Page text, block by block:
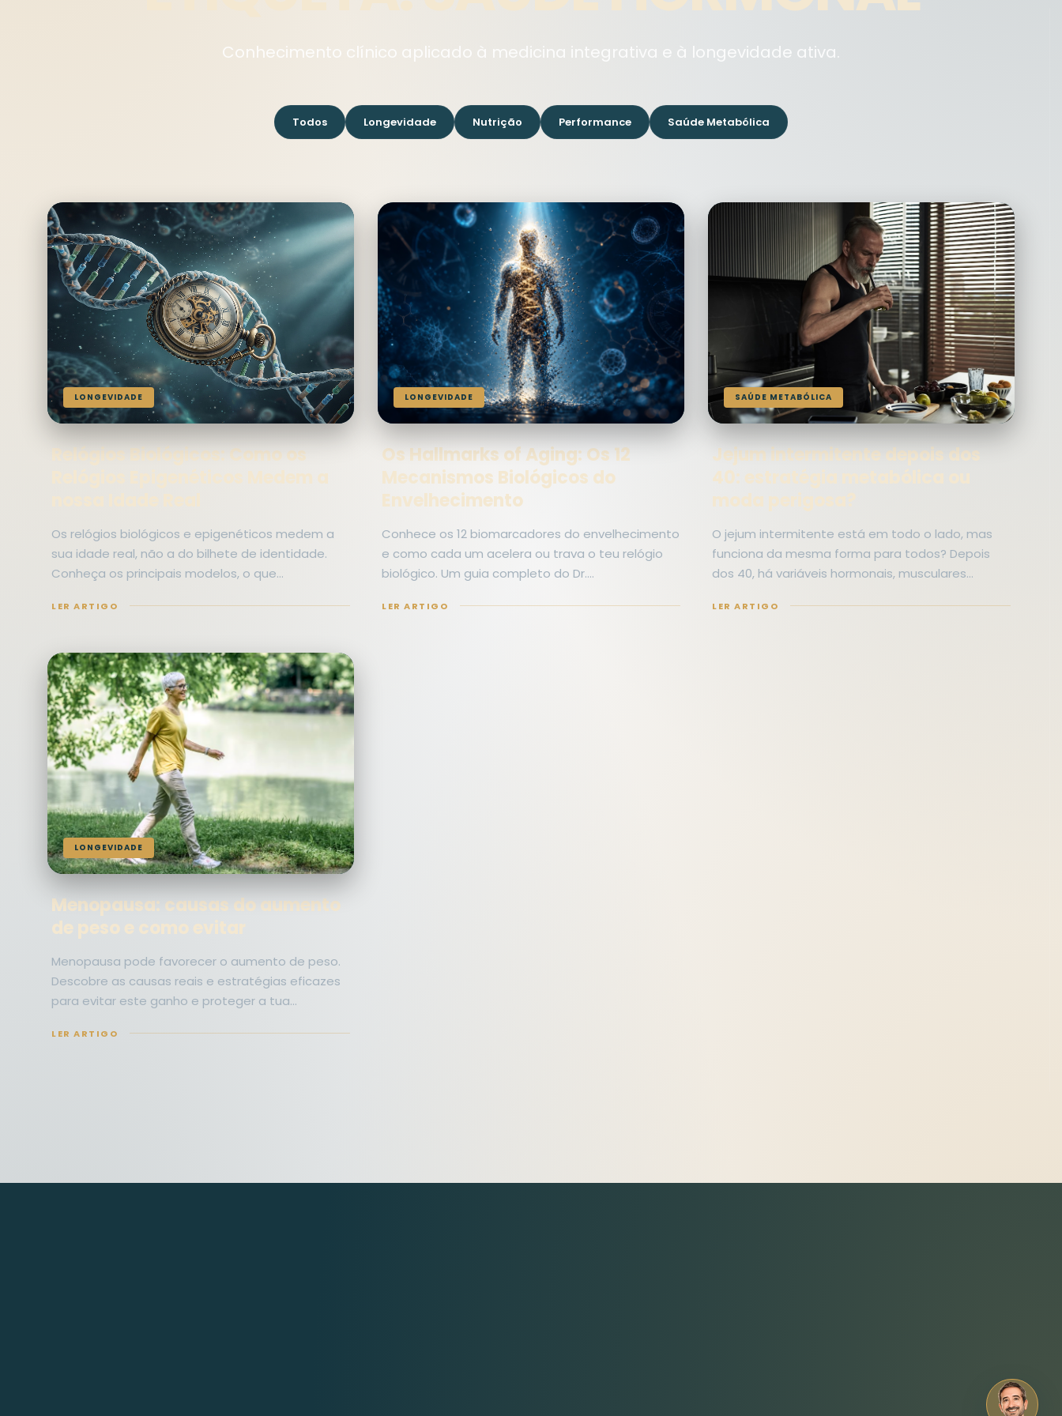
Conhecimento clínico aplicado à medicina integrativa e à longevidade ativa.
Todos Longevidade Nutrição Performance Saúde Metabólica
LONGEVIDADE
Relógios Biológicos: Como os
Relógios Epigenéticos Medem a
Os relógios biológicos e epigenéticos medem a
sua idade real, não a do bilhete de identidade.
Conheça os principais modelos, o que…
LER ARTIGO
LONGEVIDADE
Os Hallmarks of Aging: Os 12
Mecanismos Biológicos do
Envelhecimento
Conhece os 12 biomarcadores do envelhecimento
e como cada um acelera ou trava o teu relógio
biológico. Um guia completo do Dr.…
LER ARTIGO
SAÚDE METABÓLICA
Jejum intermitente depois dos
40: estratégia metabólica ou
moda perigosa?
O jejum intermitente está em todo o lado, mas
funciona da mesma forma para todos? Depois
dos 40, há variáveis hormonais, musculares…
LER ARTIGO
LONGEVIDADE
Menopausa: causas do aumento
de peso e como evitar
Menopausa pode favorecer o aumento de peso.
Descobre as causas reais e estratégias eficazes
para evitar este ganho e proteger a tua…
LER ARTIGO